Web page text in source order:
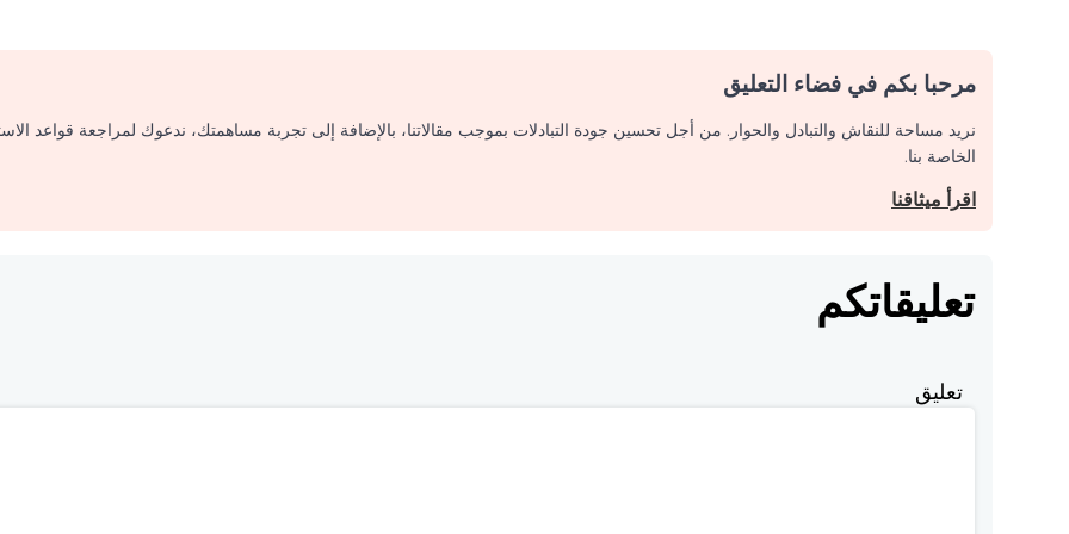
مرحبا بكم في فضاء التعليق
نريد مساحة للنقاش والتبادل والحوار. من أجل تحسين جودة التبادلات بموجب مقالاتنا، بالإضافة إلى تجربة مساهمتك، ندعوك لمراجعة قواعد
الخاصة بنا.
اقرأ ميثاقنا
تعليقاتكم
تعليق